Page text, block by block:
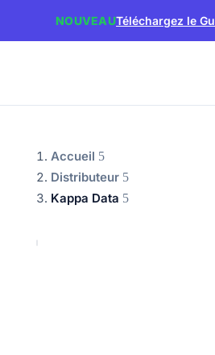
NOUVEAUTéléchargez le
Accueil
Distributeur
Kappa Data